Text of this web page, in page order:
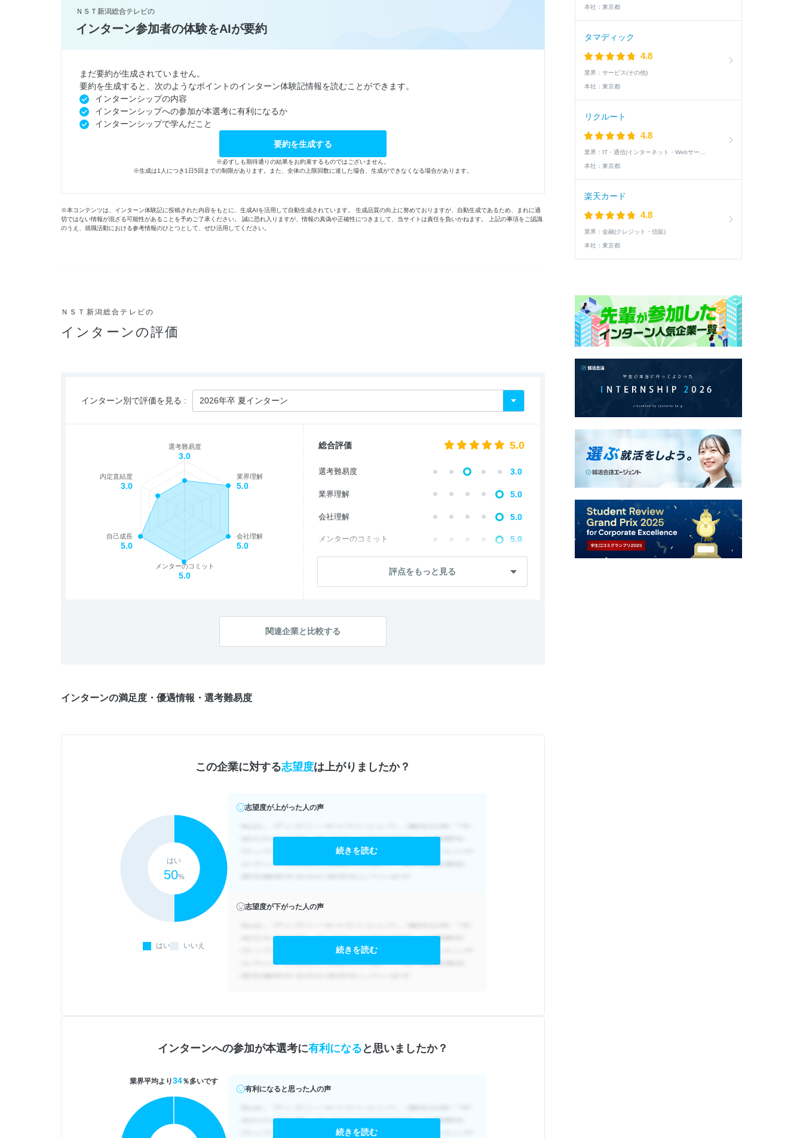
ＮＳＴ新潟総合テレビの
インターン参加者の体験をAIが要約
まだ要約が生成されていません。
要約を生成すると、次のようなポイントのインターン体験記情報を読むことができます。
インターンシップの内容
インターンシップへの参加が本選考に有利になるか
インターンシップで学んだこと
要約を生成する
※必ずしも期待通りの結果をお約束するものではございません。
※生成は1人につき1日5回までの制限があります。また、全体の上限回数に達した場合、生成ができなくなる場合があります。
※本コンテンツは、インターン体験記に投稿された内容をもとに、生成AIを活用して自動生成されています。 生成品質の向上に努めておりますが、自動生成であるため、まれに適
切ではない情報が混ざる可能性があることを予めご了承ください。 誠に恐れ入りますが、情報の真偽や正確性につきまして、当サイトは責任を負いかねます。 上記の事項をご認識
のうえ、就職活動における参考情報のひとつとして、ぜひ活用してください。
ＮＳＴ新潟総合テレビの
インターンの評価
インターン別で評価を見る :
評点をもっと見る
選考難易度
3.0
業界理解
5.0
会社理解
5.0
メンターのコミット
5.0
自己成長
5.0
内定直結度
3.0
総合評価 5.0
選考難易度 3.0
業界理解 5.0
会社理解 5.0
メンターのコミット 5.0
内定直結度 3.0
テーマの面白さ
関連企業と比較する
インターンの満足度・優遇情報・選考難易度
この企業に対する志望度は上がりましたか？
はい
50%
はい いいえ
志望度が上がった人の声
続きを読む
志望度が下がった人の声
続きを読む
インターンへの参加が本選考に有利になる と思いましたか？
業界平均より34％多いです
有利になると思った人の声
続きを読む
本社： 東京都
タマディック
4.8
業界： サービス(その他)
本社： 東京都
リクルート
4.8
業界：
本社： 東京都
楽天カード
4.8
業界： 金融(クレジット・信販)
本社： 東京都